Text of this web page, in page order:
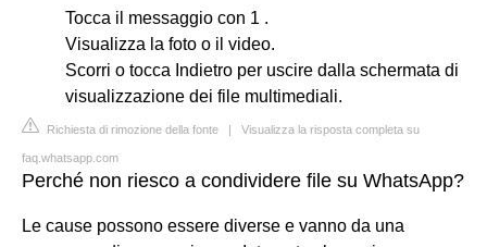
Tocca il messaggio con 1 .
Visualizza la foto o il video.
Scorri o tocca Indietro per uscire dalla schermata di
visualizzazione dei file multimediali.
Richiesta di rimozione della fonte | Visualizza la risposta completa su
faq.whatsapp.com
Perché non riesco a condividere file su WhatsApp?
Le cause possono essere diverse e vanno da una